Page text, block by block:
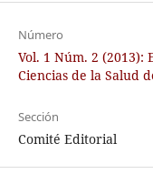
Número
Vol. 1 Núm. 2 (2013):
Ciencias de la Salud
Sección
Comité Editorial